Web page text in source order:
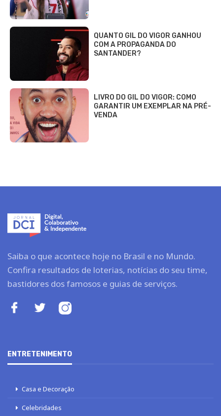
QUANTO GIL DO VIGOR GANHOU
COM A PROPAGANDA DO
SANTANDER?
LIVRO DO GIL DO VIGOR: COMO
GARANTIR UM EXEMPLAR NA PRÉ-
VENDA
Saiba o que acontece hoje no Brasil e no Mundo.
Confira resultados de loterias, notícias do seu time,
bastidores dos famosos e guias de serviços.
ENTRETENIMENTO
Casa e Decoração
Celebridades